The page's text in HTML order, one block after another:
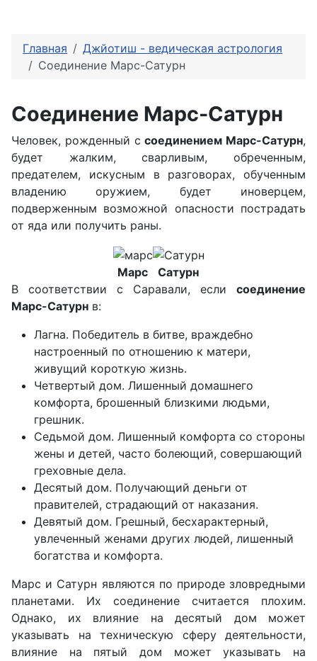
Главная
Джйотиш - ведическая астрология
Соединение Марс-Сатурн
Соединение Марс-Сатурн
Человек, рожденный ссоединением Марс-Сатурн,
будет жалким, сварливым, обреченным,
предателем, искусным в разговорах, обученным
владению оружием, будет иноверцем,
подверженным возможной опасности пострадать
от яда или получить раны.
Марс
Сатурн
В соответствии с Саравали, если соединение
Марс-Сатурн в:
Лагна. Победитель в битве, враждебно
настроенный по отношению к матери,
живущий короткую жизнь.
Четвертый дом. Лишенный домашнего
комфорта, брошенный близкими людьми,
грешник.
Седьмой дом. Лишенный комфорта со стороны
жены и детей, часто болеющий, совершающий
греховные дела.
Десятый дом. Получающий деньги от
правителей, страдающий от наказания.
Девятый дом. Грешный, бесхарактерный,
увлеченный женами других людей, лишенный
богатства и комфорта.
Марс и Сатурн являются по природе зловредными
планетами. Их соединение считается плохим.
Однако, их влияние на десятый дом может
указывать на техническую сферу деятельности,
влияние на пятый дом может указывать на